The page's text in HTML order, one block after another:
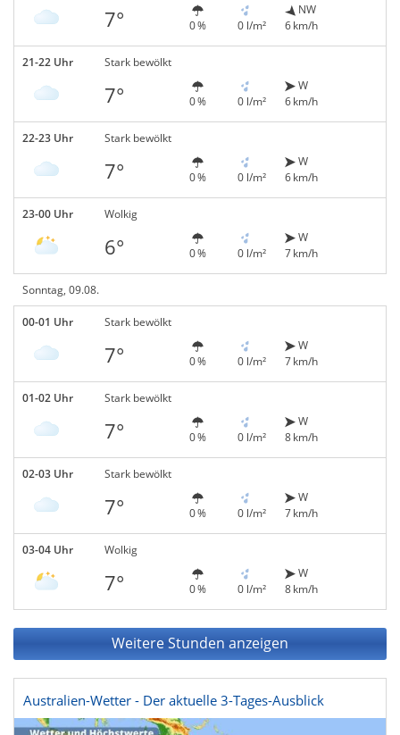
7° 0 % 0 l/m²
NW
6 km/h
21-22 Uhr Stark bewölkt
7° 0 % 0 l/m²
W
6 km/h
22-23 Uhr Stark bewölkt
7° 0 % 0 l/m²
W
6 km/h
23-00 Uhr Wolkig
6° 0 % 0 l/m²
W
7 km/h
Sonntag, 09.08.
00-01 Uhr Stark bewölkt
7° 0 % 0 l/m²
W
7 km/h
01-02 Uhr Stark bewölkt
7° 0 % 0 l/m²
W
8 km/h
02-03 Uhr Stark bewölkt
7° 0 % 0 l/m²
W
7 km/h
03-04 Uhr Wolkig
7° 0 % 0 l/m²
W
8 km/h
Weitere Stunden anzeigen
Australien-Wetter - Der aktuelle 3-Tages-Ausblick